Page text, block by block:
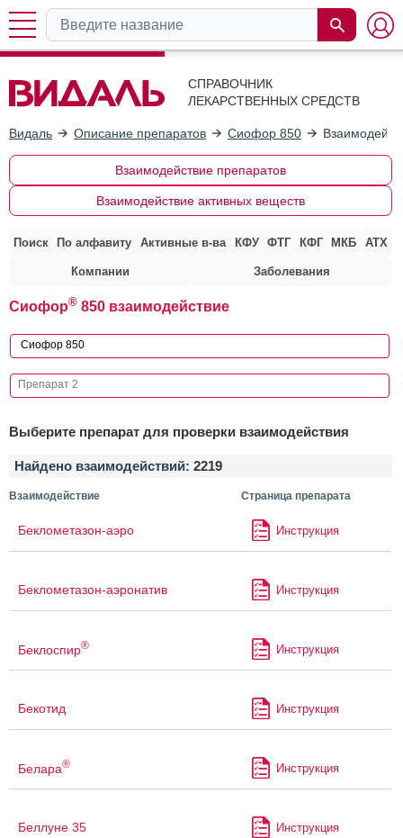
СПРАВОЧНИК
ЛЕКАРСТВЕННЫХ СРЕДСТВ
Видаль Описание препаратов Сиофор 850
Взаимодействие препаратов
Взаимодействие активных веществ
Поиск По алфавиту Активные в-ва КФУ ФТГ КФГ МКБ АТХ
Компании Заболевания
Сиофор® 850 взаимодействие
Выберите препарат для проверки взаимодействия
Найдено взаимодействий: 2219
Взаимодействие Страница препарата
Беклометазон-аэро Инструкция
Беклометазон-аэронатив Инструкция
Беклоспир® Инструкция
Бекотид Инструкция
Белара® Инструкция
Беллуне 35 Инструкция